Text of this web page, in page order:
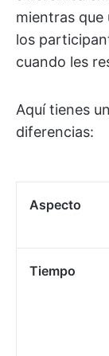
mientras que
los
cuando les
Aquí tienes
diferencias:
Aspecto
Tiempo